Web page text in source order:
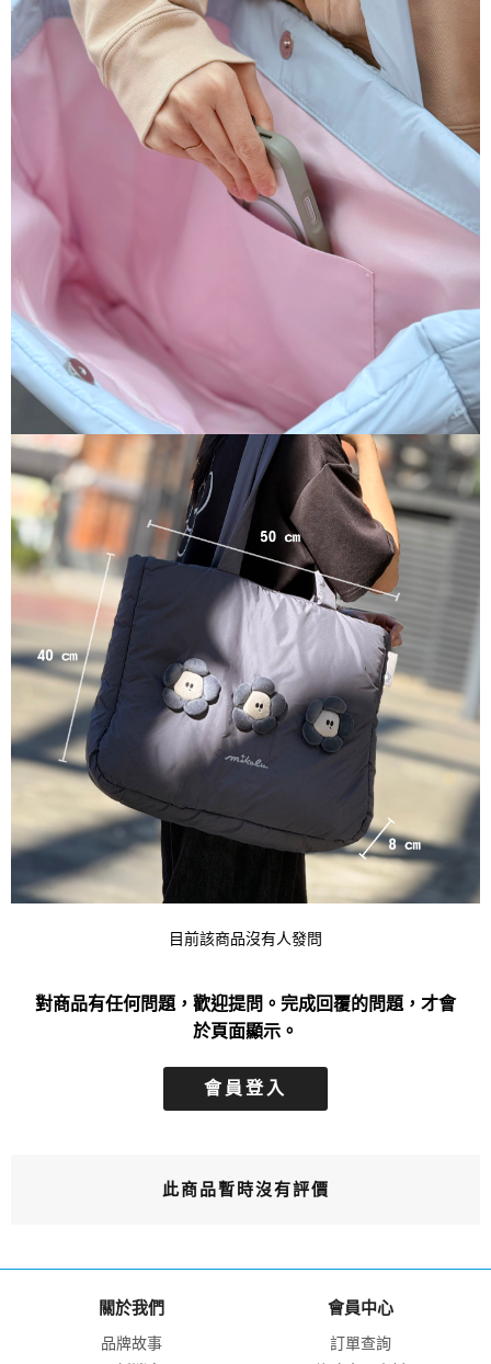
目前該商品沒有人發問
對商品有任何問題，歡迎提問。完成回覆的問題，才會
於頁面顯示。
會員登入
此商品暫時沒有評價
關於我們
品牌故事
會員中心
訂單查詢